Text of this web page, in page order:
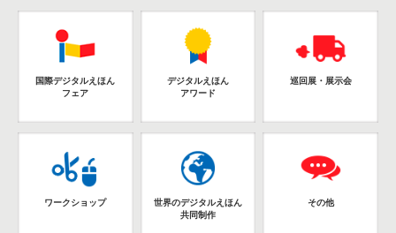
国際デジタルえほん
フェア
デジタルえほん
アワード
巡回展・展示会
ワークショップ
世界のデジタルえほん
共同制作
その他